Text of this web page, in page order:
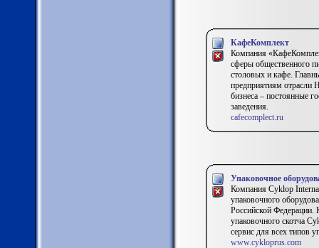
КафеКомплект
Компания
сферы общественного
столовых и кафе.
предприятиям отрасли
бизнеса – постоянные
заведения.
cafecomplect.ru
Упаковочное
Компания Cyklop
упаковочного
Российской Федерации.
упаковочного скотча
сервис для всех типов
www.cykloprus.com